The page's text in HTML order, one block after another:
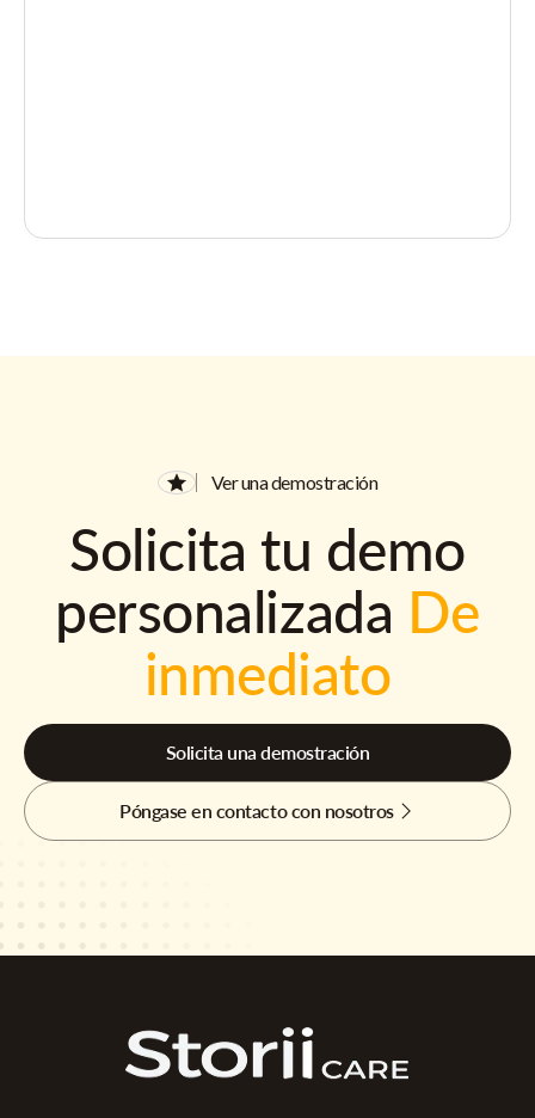
Ver una demostración
Solicita tu demo
personalizada De
inmediato
Solicita una demostración
Póngase en contacto con nosotros